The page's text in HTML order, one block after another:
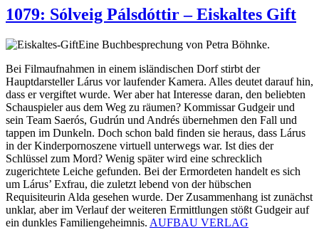
1079: Sólveig Pálsdóttir – Eiskaltes Gift
Eine Buchbesprechung von Petra Böhnke.
Bei Filmaufnahmen in einem isländischen Dorf stirbt der
Hauptdarsteller Lárus vor laufender Kamera. Alles deutet darauf hin,
dass er vergiftet wurde. Wer aber hat Interesse daran, den beliebten
Schauspieleraus dem Weg zu räumen? Kommissar Gudgeir und
sein Team Saerós, Gudrún und Andrés übernehmen den Fall und
tappen im Dunkeln. Doch schon bald finden sie heraus, dass Lárus
in der Kinderpornoszene virtuell unterwegs war. Ist dies der
Schlüssel zum Mord? Wenig später wird eine schrecklich
zugerichtete Leiche gefunden. Bei derErmordeten handelt es sich
um Lárus’ Exfrau, die zuletzt lebend von der hübschen
Requisiteurin Alda gesehen wurde. Der Zusammenhang ist zunächst
unklar, aber im Verlauf der weiteren Ermittlungen stößt Gudgeir auf
ein dunkles Familiengeheimnis. AUFBAU VERLAG